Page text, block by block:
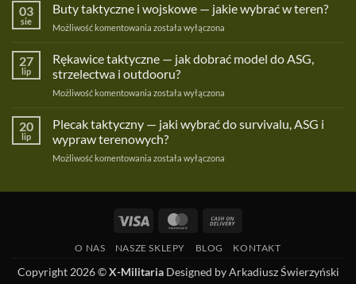
03
sie
Buty taktyczne i wojskowe — jakie wybrać w teren?
Możliwość komentowania Buty
wojskowe
—
jakie
teren?
została wyłączona
27
lip
Rękawice taktyczne — jak dobrać model do ASG,
strzelectwa i outdooru?
Możliwość komentowania Rękawice
jak
dobrać
model
outdooru?
została wyłączona
20
lip
Plecak taktyczny — jaki wybrać do survivalu, ASG i
wypraw terenowych?
Możliwość komentowania Plecak
wybrać
ASG
wypraw
została wyłączona
Visa MasterCard
Delivery
O NAS NASZE SKLEPY BLOG KONTAKT
Copyright 2026 ©X-MilitariaDesigned by Arkadiusz Świerzyński